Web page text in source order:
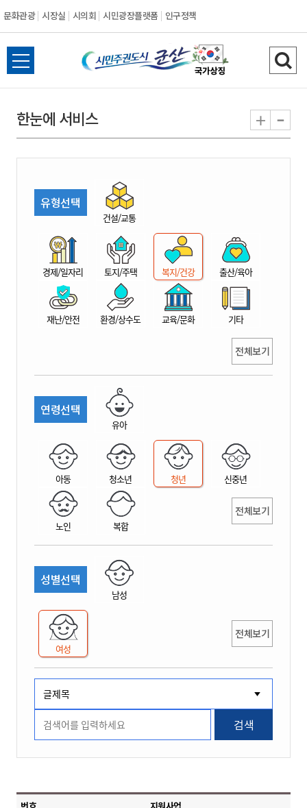
문화관광 시장실 시의회 시민광장플랫폼 인구정책
시
민
권
시
산
전
체
뉴
열
검
색
기
한눈에 서비스 + -
유형선택
건설/교통
경제/일자리 토지/주택 복지/건강 출산/육아
재난/안전 환경/상수도 교육/문화 기타
전체보기
연령선택
유아
아동 청소년 청년 신중년
노인 복합
전체보기
성별선택
남성
여성
전체보기
검색